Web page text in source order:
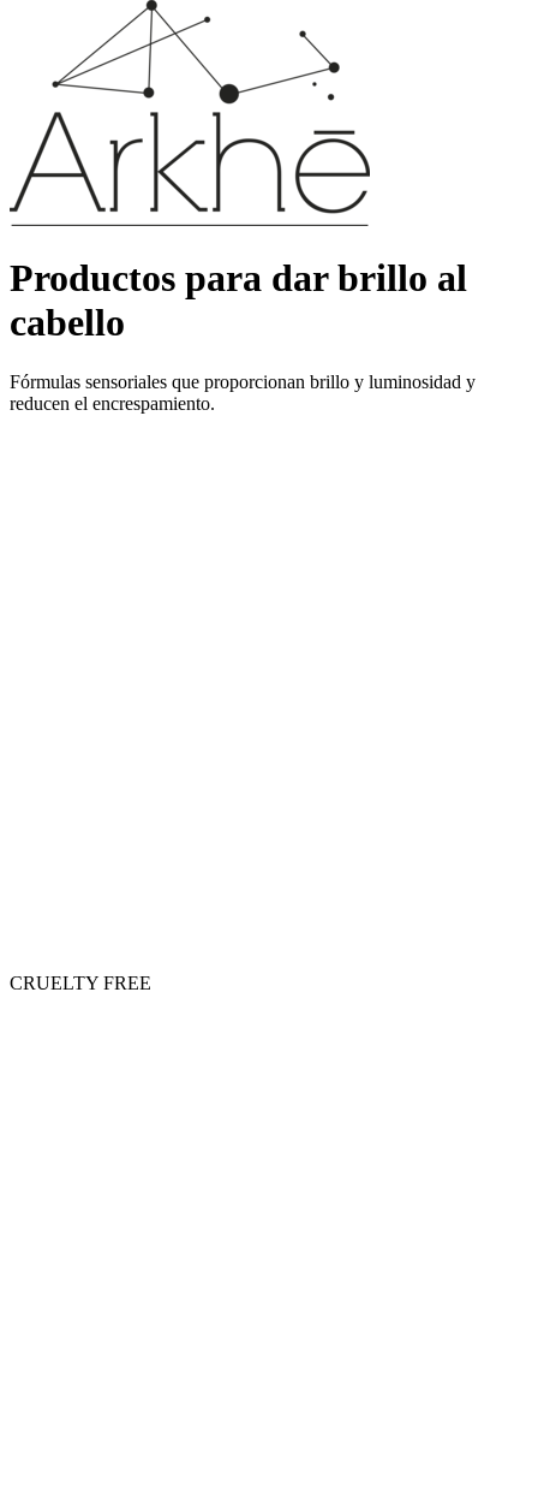
Productos para dar brillo al
cabello
Fórmulas sensoriales que proporcionan brillo y luminosidad y
reducen el encrespamiento.
CRUELTY FREE